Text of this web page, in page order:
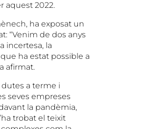
aquest 2022.
ha exposat un
“Venim de dos anys
incertesa, la
ha estat possible a
afirmat.
a terme i
seves empreses
la pandèmia,
trobat el teixit